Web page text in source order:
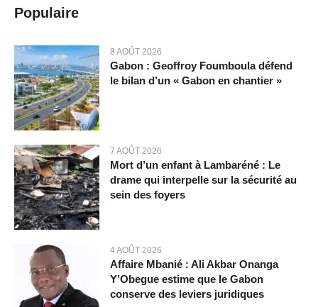
Populaire
8 AOÛT 2026
Gabon : Geoffroy Foumboula défend
le bilan d’un « Gabon en chantier »
7 AOÛT 2026
Mort d’un enfant à Lambaréné : Le
drame qui interpelle sur la sécurité au
sein des foyers
4 AOÛT 2026
Affaire Mbanié : Ali Akbar Onanga
Y’Obegue estime que le Gabon
conserve des leviers juridiques